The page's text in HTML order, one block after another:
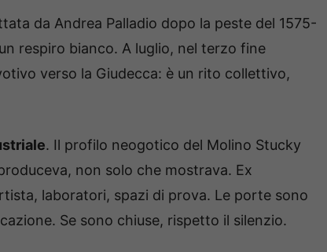
da Andrea Palladio dopo la peste del 1575-
respiro bianco. A luglio, nel terzo fine
verso la Giudecca: è un rito collettivo,
. Il profilo neogotico del Molino Stucky
non solo che mostrava. Ex
laboratori, spazi di prova. Le porte sono
Se sono chiuse, rispetto il silenzio.